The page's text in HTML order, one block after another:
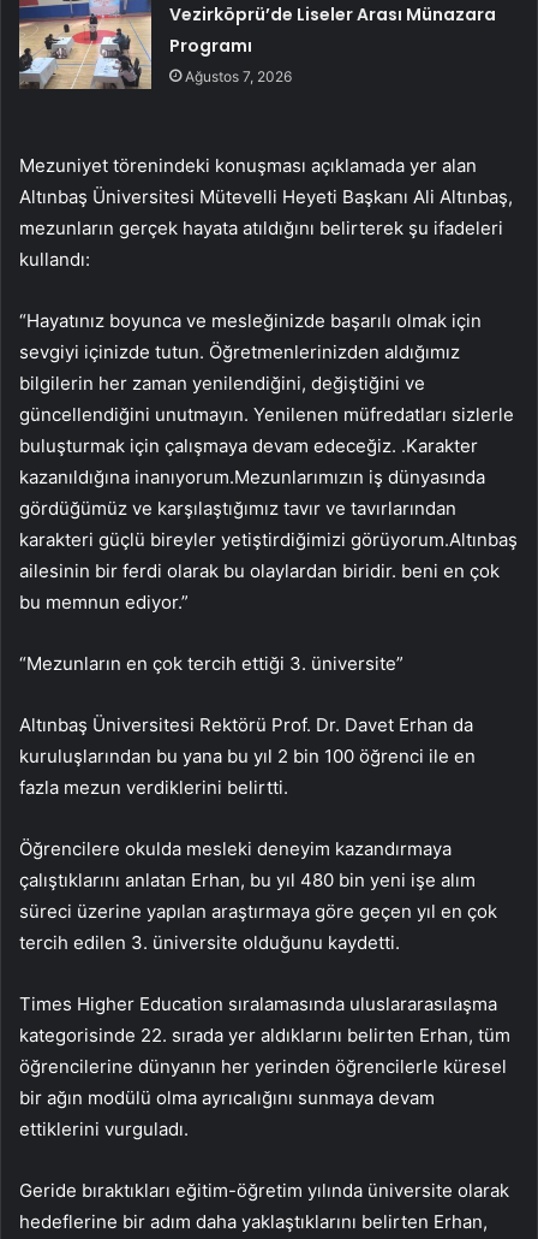
Vezirköprü’de Liseler Arası Münazara
Programı
Ağustos 7, 2026
Mezuniyet törenindeki konuşması açıklamada yer alan
Altınbaş Üniversitesi Mütevelli Heyeti Başkanı Ali Altınbaş,
mezunların gerçek hayata atıldığını belirterek şu ifadeleri
kullandı:
“Hayatınız boyunca ve mesleğinizde başarılı olmak için
sevgiyi içinizde tutun. Öğretmenlerinizden aldığımız
bilgilerin her zaman yenilendiğini, değiştiğini ve
güncellendiğini unutmayın. Yenilenen müfredatları sizlerle
buluşturmak için çalışmaya devam edeceğiz. .Karakter
kazanıldığına inanıyorum.Mezunlarımızın iş dünyasında
gördüğümüz ve karşılaştığımız tavır ve tavırlarından
karakteri güçlü bireyler yetiştirdiğimizi görüyorum.Altınbaş
ailesinin bir ferdi olarak bu olaylardan biridir. beni en çok
bu memnun ediyor.”
“Mezunların en çok tercih ettiği 3. üniversite”
Altınbaş Üniversitesi Rektörü Prof. Dr. Davet Erhan da
kuruluşlarından bu yana bu yıl 2 bin 100 öğrenci ile en
fazla mezun verdiklerini belirtti.
Öğrencilere okulda mesleki deneyim kazandırmaya
çalıştıklarını anlatan Erhan, bu yıl 480 bin yeni işe alım
süreci üzerine yapılan araştırmaya göre geçen yıl en çok
tercih edilen 3. üniversite olduğunu kaydetti.
Times Higher Education sıralamasında uluslararasılaşma
kategorisinde 22. sırada yer aldıklarını belirten Erhan, tüm
öğrencilerine dünyanın her yerinden öğrencilerle küresel
bir ağın modülü olma ayrıcalığını sunmaya devam
ettiklerini vurguladı.
Geride bıraktıkları eğitim-öğretim yılında üniversite olarak
hedeflerine bir adım daha yaklaştıklarını belirten Erhan,